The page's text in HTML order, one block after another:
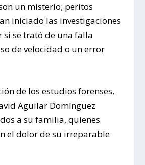
un misterio; peritos
iniciado las investigaciones
si se trató de una falla
de velocidad o un error
de los estudios forenses,
Aguilar Domínguez
a su familia, quienes
el dolor de su irreparable